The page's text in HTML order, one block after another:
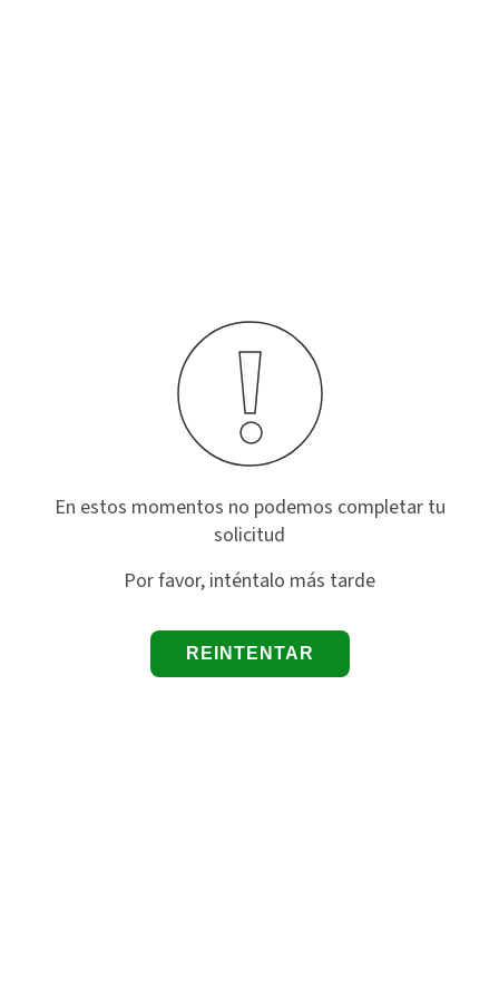
En estos momentos no podemos completar tu
solicitud
Por favor, inténtalo más tarde
REINTENTAR